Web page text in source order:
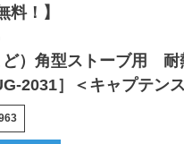
料！】
）角型ストーブ用 耐
2031］＜キャプテン